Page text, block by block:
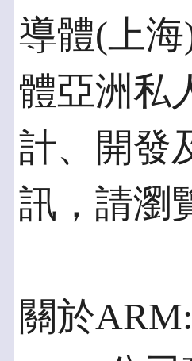
導體(上
體亞洲私
計、開發
訊，請瀏
關於ARM: